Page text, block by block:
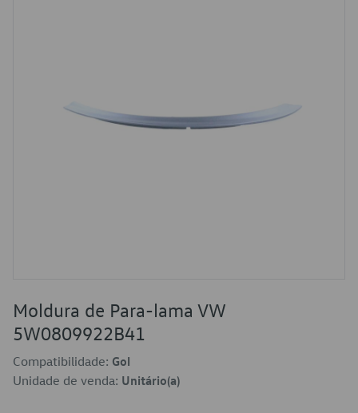
Moldura de Para-lama VW
5W0809922B41
Compatibilidade: Gol
Unidade de venda: Unitário(a)